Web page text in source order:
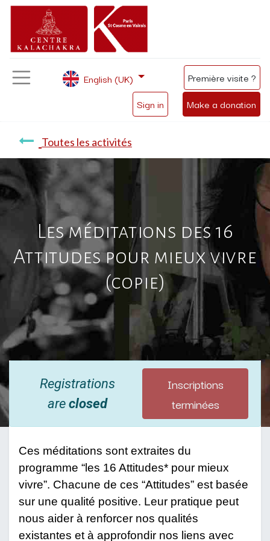
Sign in Make a donation
English (UK) Première visite ?
Toutes les activités
Les méditations des 16
Attitudes pour mieux vivre
(copie)
Registrations
areclosed
Inscriptions
terminées
Ces méditations sont extraites du
programme “les 16 Attitudes* pour mieux
vivre”. Chacune de ces “Attitudes” est basée
sur une qualité positive. Leur pratique peut
nous aider à renforcer nos qualités
existantes et à approfondir nos liens avec